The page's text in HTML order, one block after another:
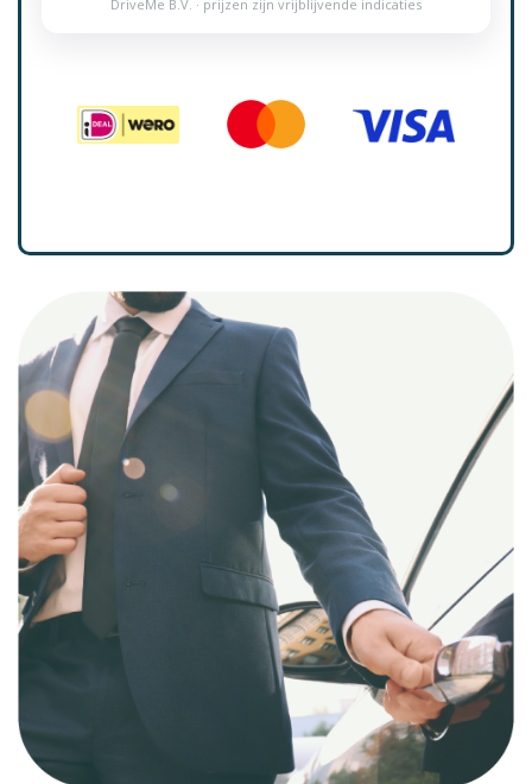
DriveMe B.V. · prijzen zijn vrijblijvende indicaties